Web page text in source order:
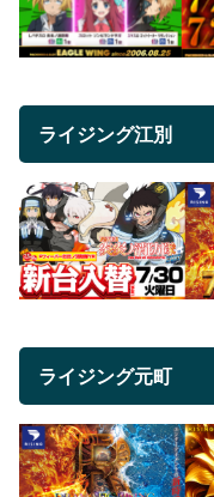
ライジング江別
ライジング元町